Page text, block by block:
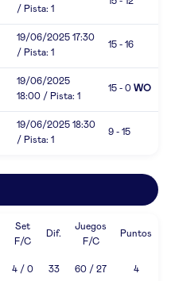
/ Pista: 1
19/06/2025 17:30
/ Pista: 1
15 - 16
19/06/2025
18:00 / Pista: 1
15 - 0 WO
19/06/2025 18:30
/ Pista: 1
9 - 15
Set
F/C
Dif.
Juegos
F/C
Puntos
4 / 0 33 60 / 27 4